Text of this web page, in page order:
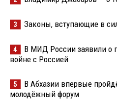
3 Законы, вступающие в
4
В МИД России заявили о
войне с Россией
5
В Абхазии впервые
молодёжный форум